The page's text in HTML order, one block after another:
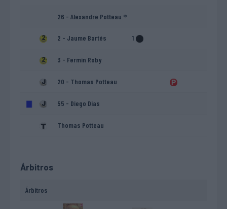
26 - Alexandre Potteau ®
2 - Jaume Bartés 1
3 - Fermin Roby
20 - Thomas Potteau
55 - Diego Dias
Thomas Potteau
Árbitros
Árbitros